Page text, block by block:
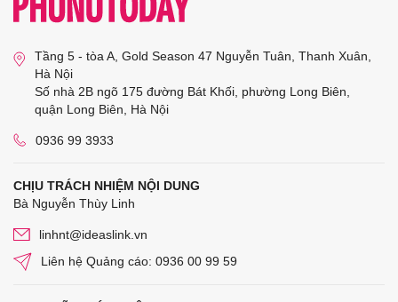
Tầng 5 - tòa A, Gold Season 47 Nguyễn Tuân, Thanh Xuân,
Hà Nội
Số nhà 2B ngõ 175 đường Bát Khối, phường Long Biên,
quận Long Biên, Hà Nội
0936 99 3933
CHỊU TRÁCH NHIỆM NỘI DUNG
Bà Nguyễn Thùy Linh
linhnt@ideaslink.vn
Liên hệ Quảng cáo: 0936 00 99 59